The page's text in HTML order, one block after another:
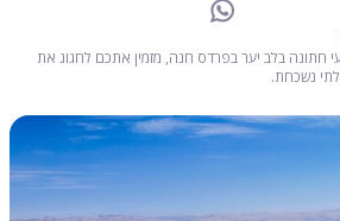
חתונה בלב יער בפרדס חנה, מזמין אתכם לחגוג את
נשכחת.